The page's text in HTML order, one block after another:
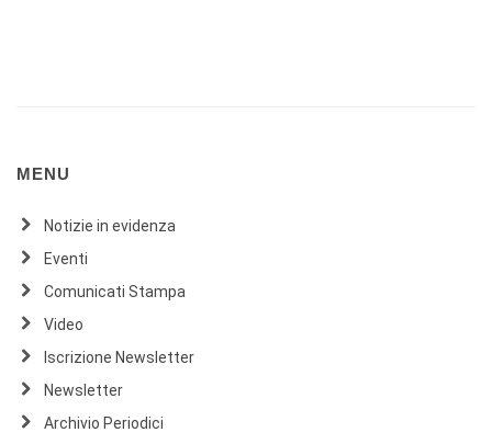
MENU
Notizie in evidenza
Eventi
Comunicati Stampa
Video
Iscrizione Newsletter
Newsletter
Archivio Periodici